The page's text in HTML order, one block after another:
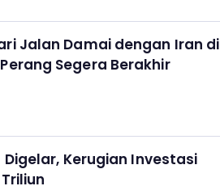
Jalan Damai dengan Iran di
Segera Berakhir
Digelar, Kerugian Investasi